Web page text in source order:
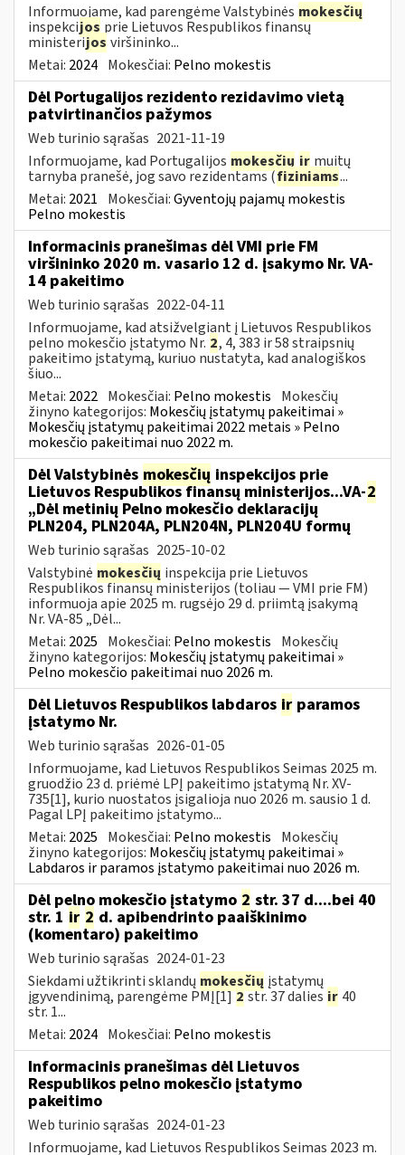
Informuojame, kad parengėme Valstybinės mokesčių
inspekcijos prie Lietuvos Respublikos finansų
ministerijos viršininko...
Metai: 2024 Mokesčiai: Pelno mokestis
Dėl Portugalijos rezidento rezidavimo vietą
patvirtinančios pažymos
Web turinio sąrašas 2021-11-19
Informuojame, kad Portugalijos mokesčių ir muitų
tarnyba pranešė, jog savo rezidentams (fiziniams...
Metai: 2021 Mokesčiai:Gyventojų pajamų mokestis
Pelno mokestis
Informacinis pranešimas dėl VMI prie FM
viršininko 2020 m. vasario 12 d. įsakymo Nr. VA-
14 pakeitimo
Web turinio sąrašas 2022-04-11
Informuojame, kad atsižvelgiant į Lietuvos Respublikos
pelno mokesčio įstatymo Nr. 2, 4, 383 ir 58 straipsnių
pakeitimo įstatymą, kuriuo nustatyta, kad analogiškos
šiuo...
Metai: 2022 Mokesčiai: Pelno mokestis Mokesčių
žinyno kategorijos: Mokesčių įstatymų pakeitimai »
Mokesčių įstatymų pakeitimai 2022 metais » Pelno
mokesčio pakeitimai nuo 2022 m.
Dėl Valstybinės mokesčių inspekcijos prie
Lietuvos Respublikos finansų ministerijos...VA-2
„Dėl metinių Pelno mokesčio deklaracijų
PLN204, PLN204A, PLN204N, PLN204U formų
Web turinio sąrašas 2025-10-02
Valstybinė mokesčių inspekcija prie Lietuvos
Respublikos finansų ministerijos (toliau — VMI prie FM)
informuoja apie 2025 m. rugsėjo 29 d. priimtą įsakymą
Nr. VA-85 „Dėl...
Metai: 2025 Mokesčiai: Pelno mokestis Mokesčių
žinyno kategorijos: Mokesčių įstatymų pakeitimai »
Pelno mokesčio pakeitimai nuo 2026 m.
Dėl Lietuvos Respublikos labdaros ir paramos
įstatymo Nr.
Web turinio sąrašas 2026-01-05
Informuojame, kad Lietuvos Respublikos Seimas 2025 m.
gruodžio 23 d. priėmė LPĮ pakeitimo įstatymą Nr. XV-
735[1], kurio nuostatos įsigalioja nuo 2026 m. sausio 1 d.
Pagal LPĮ pakeitimo įstatymo...
Metai: 2025 Mokesčiai: Pelno mokestis Mokesčių
žinyno kategorijos: Mokesčių įstatymų pakeitimai »
Labdaros ir paramos įstatymo pakeitimai nuo 2026 m.
Dėl pelno mokesčio įstatymo 2 str. 37 d....bei 40
str. 1 ir 2 d. apibendrinto paaiškinimo
(komentaro) pakeitimo
Web turinio sąrašas 2024-01-23
Siekdami užtikrinti sklandų mokesčių įstatymų
įgyvendinimą, parengėme PMĮ[1]2str. 37 dalies ir 40
str. 1...
Metai: 2024 Mokesčiai: Pelno mokestis
Informacinis pranešimas dėl Lietuvos
Respublikos pelno mokesčio įstatymo
pakeitimo
Web turinio sąrašas 2024-01-23
Informuojame, kad Lietuvos Respublikos Seimas 2023 m.